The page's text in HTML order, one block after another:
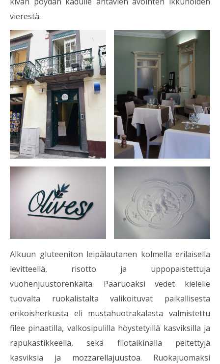
vierestä.
Alkuun gluteeniton leipälautanen kolmella erilaisella
levitteellä, risotto ja uppopaistettuja
vuohenjuustorenkaita. Pääruoaksi vedet kielelle
tuovalta ruokalistalta valikoituvat paikallisesta
erikoisherkusta eli mustahuotrakalasta valmistettu
filee pinaatilla, valkosipulilla höystetyillä kasviksilla ja
rapukastikkeella, sekä filotaikinalla peitettyjä
kasviksia ja mozzarellajuustoa. Ruokajuomaksi